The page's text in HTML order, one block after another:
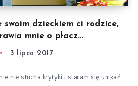
swoim dzieckiem ci rodzice,
mnie o płacz…
3 lipca 2017
nie słucha krytyki i staram się unikać